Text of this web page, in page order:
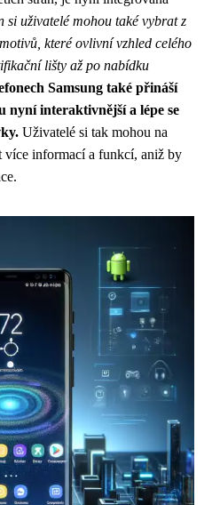
si uživatelé mohou také vybrat z
které ovlivní vzhled celého
lišty až po nabídku
Samsung také přináší
nyní interaktivnější a lépe se
Uživatelé si tak mohou na
informací a funkcí, aniž by